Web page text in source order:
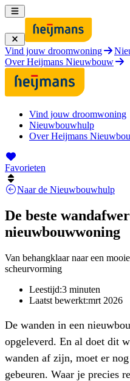
Vind jouw droomwoning
Over Heijmans Nieuwbouw
Vind jouw droomwoning
Nieuwbouwhulp
Over Heijmans
Favorieten
Naar de Nieuwbouwhulp
De beste
nieuwbouwwoning
Van behangklaar naar een
scheurvorming
Leestijd:3 minuten
Laatst bewerkt:mrt 2026
De wanden in een
opgeleverd. En al doet dit
wanden af zijn, moet er
gebeuren. Waar je precies